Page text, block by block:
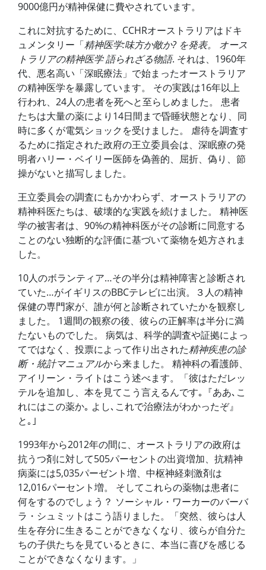
9000億円が精神保健に費やされています。
これに対抗するために、CCHRオーストラリアはドキ
ュメンタリー「精神医学:味方か敵か? を発表。 オース
トラリアの精神医学 語られざる物語. それは、1960年
代、悪名高い「深眠療法」で始まったオーストラリア
の精神医学を暴露しています。 その実践は16年以上
行われ、24人の患者を死へと至らしめました。 患者
たちは大量の薬により14日間まで昏睡状態となり、同
時に多くが電気ショックを受けました。 虐待を調査す
るために指定された政府の王立委員会は、深眠療の発
明者ハリー・ベイリー医師を偽善的、屈折、偽り、節
操がないと描写しました。
王立委員会の調査にもかかわらず、オーストラリアの
精神科医たちは、破壊的な実践を続けました。 精神医
学の被害者は、90%の精神科医がその診断に同意する
ことのない独断的な評価に基づいて薬物を処方されま
した。
10人のボランティア…その半分は精神障害と診断され
ていた…がイギリスのBBCテレビに出演。３人の精神
保健の専門家が、誰が何と診断されていたかを観察し
ました。 1週間の観察の後、彼らの正解率は半分に満
たないものでした。 病気は、科学的調査や証拠によっ
てではなく、投票によって作り出された精神疾患の診
断・統計マニュアルから来ました。 精神科の看護師、
アイリーン・ライトはこう述べます。「彼はただレッ
テルを追加し、本を見てこう言えるんです｡『ああ､こ
れにはこの薬か｡ よし､これで治療法がわかったぞ』
と｡｣
1993年から2012年の間に、オーストラリアの政府は
抗うつ剤に対して505パーセントの出資増加、抗精神
病薬には5,035パーゼント増、中枢神経刺激剤は
12,016パーセント増。 そしてこれらの薬物は患者に
何をするのでしょう？ ソーシャル・ワーカーのバーバ
ラ・シュミットはこう語りました。「突然、彼らは人
生を存分に生きることができなくなり、彼らが自分た
ちの子供たちを見ているときに、本当に喜びを感じる
ことができなくなります。」